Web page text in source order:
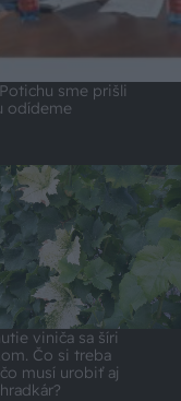
sme prišli
odídeme
viniča sa šíri
Čo si treba
musí urobiť aj